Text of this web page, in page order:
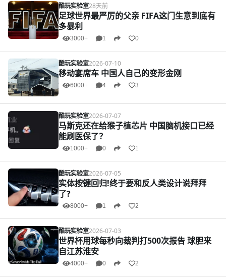
酷玩实验室28天前
足球世界最严厉的父亲 FIFA这门生意到底有
多暴利
3000+ 1 0
酷玩实验室2026-07-10
移动宴席车 中国人自己的变形金刚
6000+ 4 3
酷玩实验室2026-07-07
马斯克还在给猴子植芯片 中国脑机接口已经
能刷医保了？
1000+ 0 1
酷玩实验室2026-07-05
实体按键回归!终于要和反人类设计说拜拜
了?
8000+ 1 2
酷玩实验室2026-07-03
世界杯用球每秒向裁判打500次报告 球胆来
自江苏淮安
4000+ 0 2